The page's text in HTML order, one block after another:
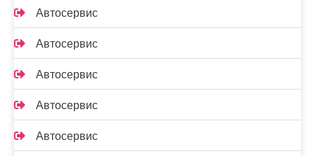
Автосервис
Автосервис
Автосервис
Автосервис
Автосервис